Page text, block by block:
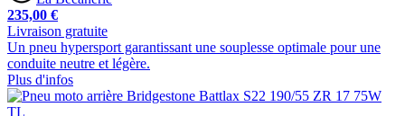
235,00 €
Livraison gratuite
Un pneu hypersport garantissant une souplesse optimale pour une
conduite neutre et légère.
Plus d'infos